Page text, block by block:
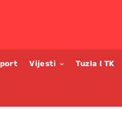
Vijesti Tuzla I TK